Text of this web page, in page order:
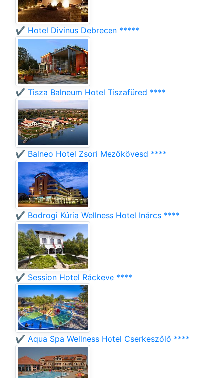
✔️ Hotel Divinus Debrecen *****
✔️ Tisza Balneum Hotel Tiszafüred ****
✔️ Balneo Hotel Zsori Mezőkövesd ****
✔️ Bodrogi Kúria Wellness Hotel Inárcs ****
✔️ Session Hotel Ráckeve ****
✔️ Aqua Spa Wellness Hotel Cserkeszőlő ****